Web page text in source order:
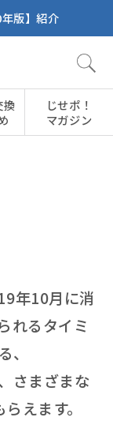
版】紹介
換
じせポ！
マガジン
年10月に消
れるタイミ
、
さまざまな
えます。